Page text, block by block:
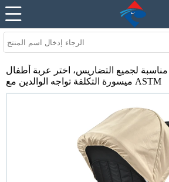
لجميع التضاريس، اختر عربة أطفال
ميسورة التكلفة تواجه الوالدين مع ASTM